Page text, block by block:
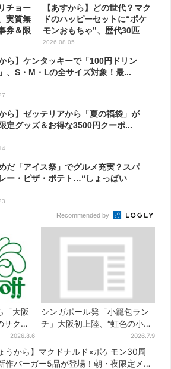
チョー
実質無
券＆限
【あすから】どの世代？マク
ドのハッピーセットに“ポケ
モンおもちゃ”、歴代30匹
に...
2026.08.05
から】ケンタッキーで「100円ドリン
、S・M・Lの全サイズ対象！最...
から】ゼッテリアから「夏の福袋」が
定グッズ＆お得な3500円クーポ...
だ「アイス祭」でグルメ充実？スパ
ー・ピザ・ポテト…“しょっぱい
Recommended by
「大阪
サクサ
次発売
2026.8.6
シンガポール発「小籠包ラン
チ」大阪初上陸、“虹色の小籠
包”で行列…1000円以下メニュ
ーが充実
2026.7.9
ょうから】マクドナルド×ポケモン30周
作バーガー5品が登場！朝・夜限定メニ